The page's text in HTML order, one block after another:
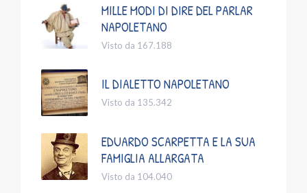
MILLE MODI DI DIRE DEL PARLAR
NAPOLETANO
Visto da 167.188
IL DIALETTO NAPOLETANO
Visto da 135.342
EDUARDO SCARPETTA E LA SUA
FAMIGLIA ALLARGATA
Visto da 104.040